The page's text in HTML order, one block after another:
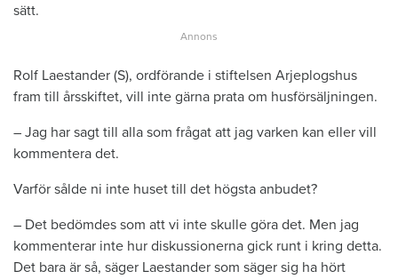
sätt.
Rolf Laestander (S), ordförande i stiftelsen Arjeplogshus
fram till årsskiftet, vill inte gärna prata om husförsäljningen.
– Jag har sagt till alla som frågat att jag varken kan eller vill
kommentera det.
Varför sålde ni inte huset till det högsta anbudet?
– Det bedömdes som att vi inte skulle göra det. Men jag
kommenterar inte hur diskussionerna gick runt i kring detta.
Det bara är så, säger Laestander som säger sig ha hört